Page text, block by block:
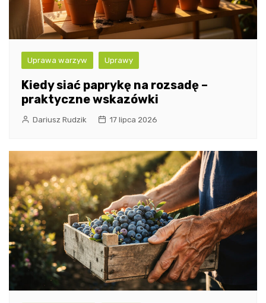
Uprawa warzyw Uprawy
Kiedy siać paprykę na rozsadę –
praktyczne wskazówki
Dariusz Rudzik 17 lipca 2026